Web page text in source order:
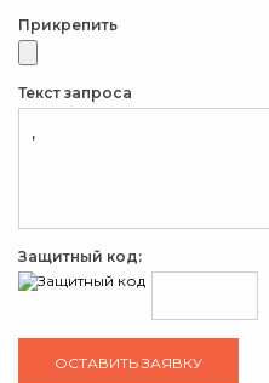
Прикрепить
Текст запроса
Защитный код: